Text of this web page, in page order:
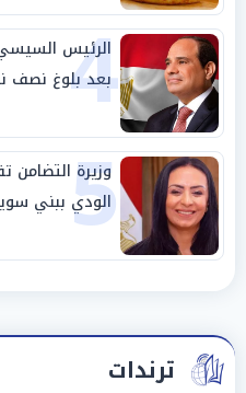
4
الرئيس السيسي
بعد بلوغ نصف
5
وزيرة التضامن
الودي ببني
ترندات